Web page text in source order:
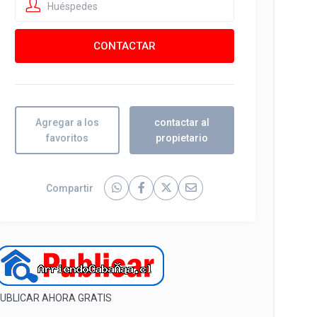
Huéspedes
Agregar a los
favoritos
contactar al
propietario
Compartir
AHORA GRATIS